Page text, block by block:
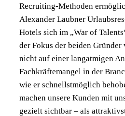
Recruiting-Methoden
Alexander Laubner
Hotels sich im „War of
der Fokus der beiden
nicht auf einer langatmigen
Fachkräftemangel in der
wie er schnellstmöglich
machen unsere Kunden mit
gezielt sichtbar – als